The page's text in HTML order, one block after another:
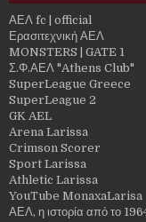
ΑΕΛ fc | official
Ερασιτεχνική ΑΕΛ
MONSTERS | GATE 1
Σ.Φ.ΑΕΛ "Athens Club"
SuperLeague Greece
SuperLeague 2
GK AEL
Arena Larissa
Crimson Scorer
Sport Larissa
Athletic Larissa
YouTube MonaxaLarisa
ΑΕΛ, η ιστορία από το